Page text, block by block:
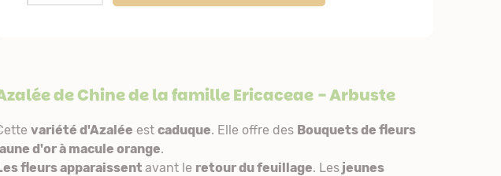
de Chine de la familleEricaceae - Arbuste
variété d'Azalée est caduque. Elle offre des Bouquets de fleurs
d'or à macule orange.
fleurs apparaissent avant le retour du feuillage. Les jeunes